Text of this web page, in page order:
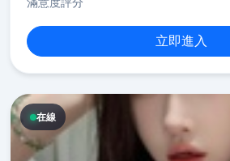
立即進入
在線